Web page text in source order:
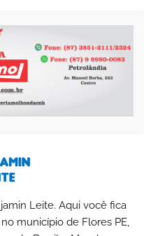
Leite. Aqui você fica
município de Flores PE,